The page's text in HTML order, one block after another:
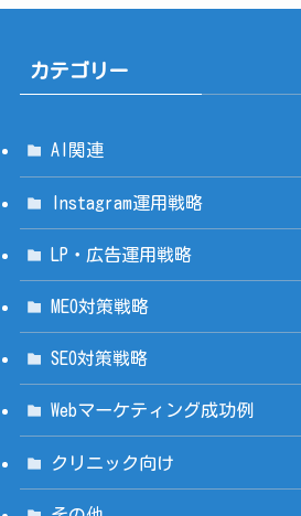
カテゴリー
AI関連
Instagram運用戦略
LP・広告運用戦略
MEO対策戦略
SEO対策戦略
Webマーケティング成功例
クリニック向け